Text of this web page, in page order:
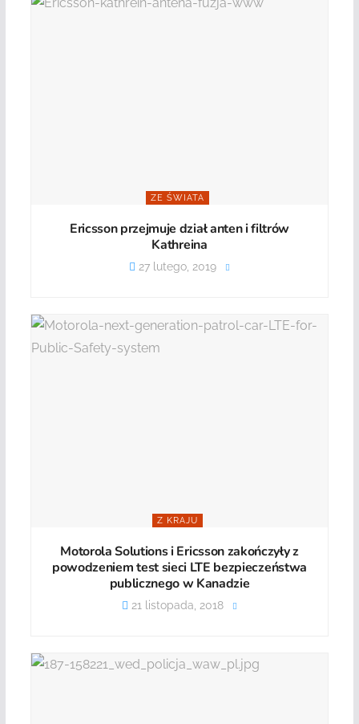
ZE ŚWIATA
Ericsson przejmuje dział anten i filtrów
Kathreina
27 lutego, 2019
Z KRAJU
Motorola Solutions i Ericsson zakończyły z
powodzeniem test sieci LTE bezpieczeństwa
publicznego w Kanadzie
21 listopada, 2018